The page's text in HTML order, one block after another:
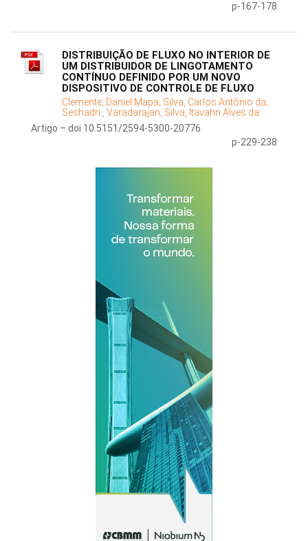
p-167-178
DISTRIBUIÇÃO DE FLUXO NO INTERIOR DE
UM DISTRIBUIDOR DE LINGOTAMENTO
CONTÍNUO DEFINIDO POR UM NOVO
DISPOSITIVO DE CONTROLE DE FLUXO
Clemente, Daniel Mapa; Silva, Carlos Antônio da;
Seshadri., Varadarajan; Silva, Itavahn Alves da
Artigo – doi 10.5151/2594-5300-20776
p-229-238